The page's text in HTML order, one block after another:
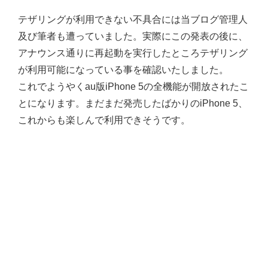
テザリングが利用できない不具合には当ブログ管理人
及び筆者も遭っていました。実際にこの発表の後に、
アナウンス通りに再起動を実行したところテザリング
が利用可能になっている事を確認いたしました。
これでようやくau版iPhone 5の全機能が開放されたこ
とになります。まだまだ発売したばかりのiPhone 5、
これからも楽しんで利用できそうです。